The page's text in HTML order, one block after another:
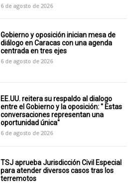
6 de agosto de 2026
Gobierno y oposición inician mesa de
diálogo en Caracas con una agenda
centrada en tres ejes
6 de agosto de 2026
EE.UU. reitera su respaldo al dialogo
entre el Gobierno y la oposición: " Estas
conversaciones representan una
oportunidad única"
6 de agosto de 2026
TSJ aprueba Jurisdicción Civil Especial
para atender diversos casos tras los
terremotos